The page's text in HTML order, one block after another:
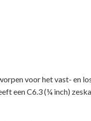
voor het vast- en
een C6.3 (¼ inch)